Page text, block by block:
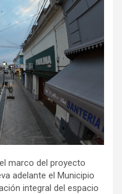
marco del proyecto
adelante el Municipio
integral del espacio